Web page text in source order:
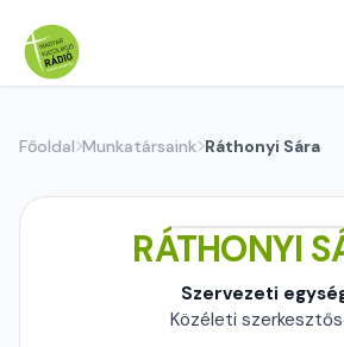
Főoldal Munkatársaink Ráthonyi Sára
RÁTHONYI
Szervezeti
Közéleti